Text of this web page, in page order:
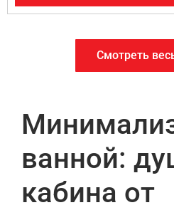
Смотреть
ванной:
кабина от